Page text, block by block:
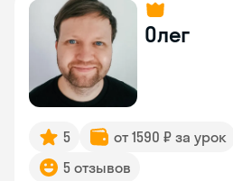
Олег
5 от 1590 ₽ за урок
5 отзывов